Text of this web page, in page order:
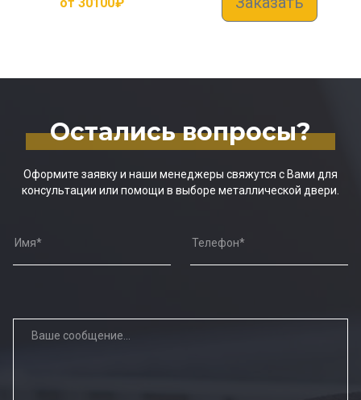
Остались вопросы?
Оформите заявку и наши менеджеры свяжутся с Вами для
консультации или помощи в выборе металлической двери.